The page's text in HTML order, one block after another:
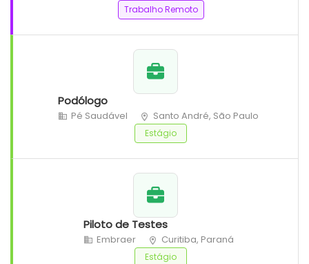
Trabalho Remoto
Podólogo
Pé Saudável Santo André, São Paulo
Estágio
Piloto de Testes
Embraer Curitiba, Paraná
Estágio